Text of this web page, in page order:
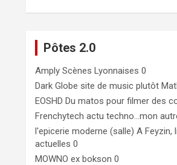
Pôtes 2.0
Amply Scènes Lyonnaises 0
Dark Globe site de music plutôt
EOSHD Du matos pour filmer des
Frenchytech actu techno…mon
l'epicerie moderne (salle) A Feyzin,
actuelles 0
MOWNO ex bokson 0